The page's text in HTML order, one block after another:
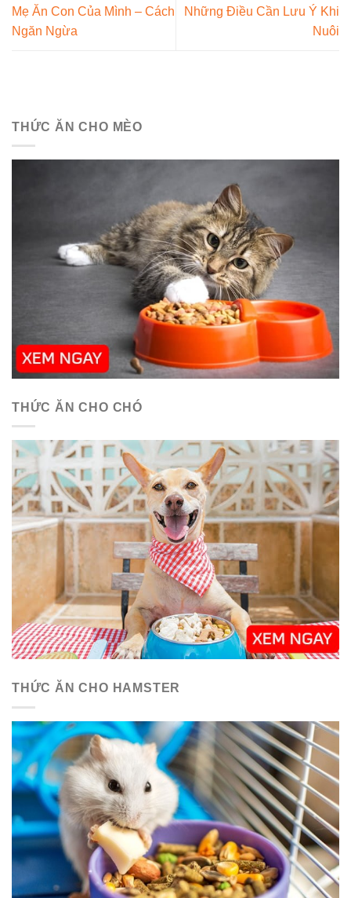
Mẹ Ăn Con Của Mình – Cách
Ngăn Ngừa
Những Điều Cần Lưu Ý Khi
Nuôi
THỨC ĂN CHO MÈO
THỨC ĂN CHO CHÓ
THỨC ĂN CHO HAMSTER